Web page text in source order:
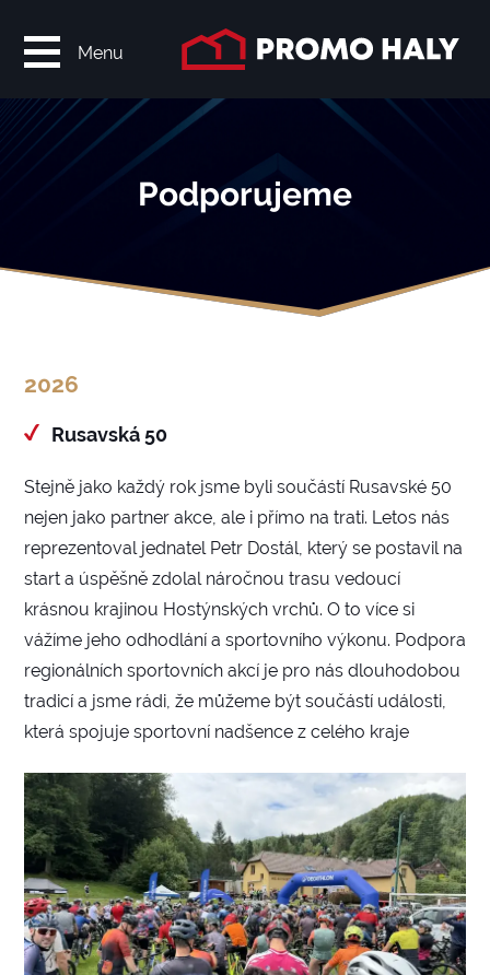
Podporujeme
2026
Rusavská 50
Stejně jako každý rok jsme byli součástí Rusavské 50
nejen jako partner akce, ale i přímo na trati. Letos nás
reprezentoval jednatel Petr Dostál, který se postavil na
start a úspěšně zdolal náročnou trasu vedoucí
krásnou krajinou Hostýnských vrchů. O to více si
vážíme jeho odhodlání a sportovního výkonu. Podpora
regionálních sportovních akcí je pro nás dlouhodobou
tradicí a jsme rádi, že můžeme být součástí události,
která spojuje sportovní nadšence z celého kraje
Menu